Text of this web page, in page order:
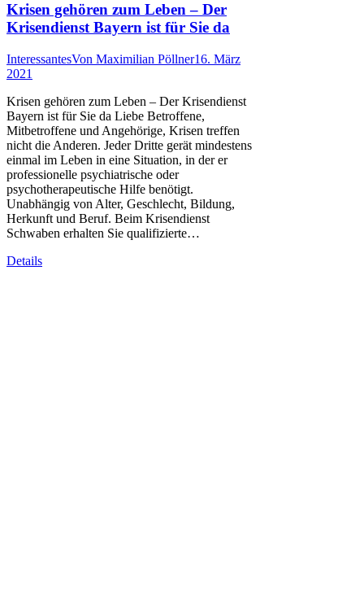
Krisen gehören zum Leben – Der
Krisendienst Bayern ist für Sie da
InteressantesVon Maximilian Pöllner16. März
2021
Krisen gehören zum Leben – Der Krisendienst
Bayern ist für Sie da Liebe Betroffene,
Mitbetroffene und Angehörige, Krisen treffen
nicht die Anderen. Jeder Dritte gerät mindestens
einmal im Leben in eine Situation, in der er
professionelle psychiatrische oder
psychotherapeutische Hilfe benötigt.
Unabhängig von Alter, Geschlecht, Bildung,
Herkunft und Beruf. Beim Krisendienst
Schwaben erhalten Sie qualifizierte…
Details